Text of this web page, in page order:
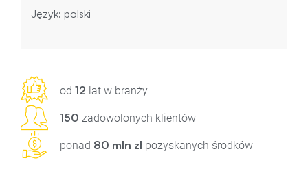
Język: polski
od 12 lat w branży
150 zadowolonych klientów
ponad 80 mln zł pozyskanych środków